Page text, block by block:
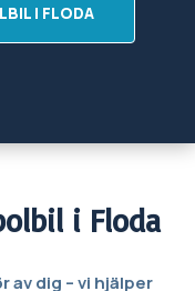
I FLODA
i Floda
av dig – vi hjälper